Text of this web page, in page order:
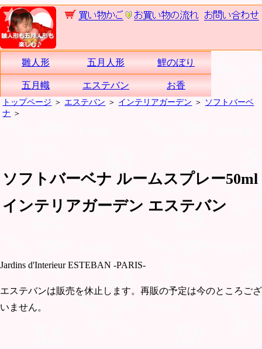
雛人形 五月人形 鯉のぼり
五月幟 エステバン お香
トップページ ＞ エステバン ＞ インテリアガーデン ＞ ソフトバーベ
ナ ＞
ソフトバーベナ ルームスプレー50ml
インテリアガーデン エステバン
Jardins d'Interieur ESTEBAN -PARIS-
エステバンは販売を休止します。再販の予定は今のところござ
いません。